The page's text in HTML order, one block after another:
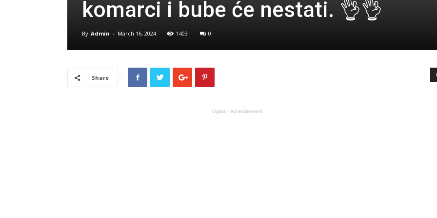
komarci i bube će nestati. 👌👌
By Admin - March 16, 2024 1403 0
Share
Oglasi - Advertisement